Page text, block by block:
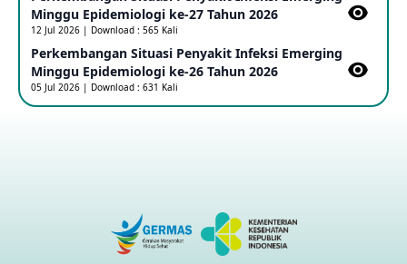
Outbreak Penyakti Ebola di RD Kongo
16 May 2026
Kasus Konfirmasi A(H5NN6) di Cina
Penyakit virus Hanta di Kapal Pesiar Keberangkatan
Argentina
Minggu Epidemiologi ke-27 Tahun 2026
12 Jul 2026 | Download : 565 Kali
Perkembangan Situasi Penyakit Infeksi Emerging
Minggu Epidemiologi ke-26 Tahun 2026
05 Jul 2026 | Download : 631 Kali